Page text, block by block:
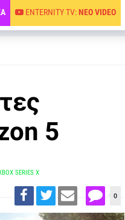
ENTERNITY TV:ΝΕΟ VIDEO
5
SERIES X
0